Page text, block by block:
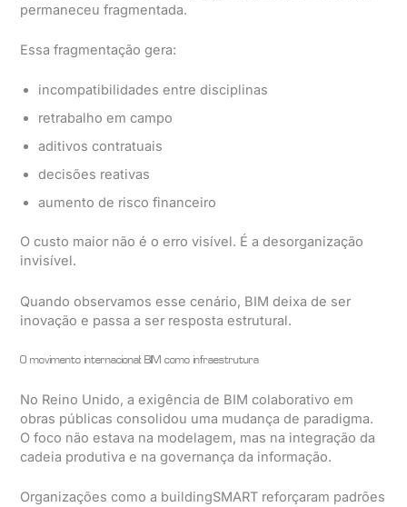
permaneceu fragmentada.
Essa fragmentação gera:
incompatibilidades entre disciplinas
retrabalho em campo
aditivos contratuais
decisões reativas
aumento de risco financeiro
O custo maior não é o erro visível. É a desorganização
invisível.
Quando observamos esse cenário, BIM deixa de ser
inovação e passa a ser resposta estrutural.
O movimento internacional: BIM como infraestrutura
No Reino Unido, a exigência de BIM colaborativo em
obras públicas consolidou uma mudança de paradigma.
O foco não estava na modelagem, mas na integração da
cadeia produtiva e na governança da informação.
Organizações como a buildingSMART reforçaram padrões